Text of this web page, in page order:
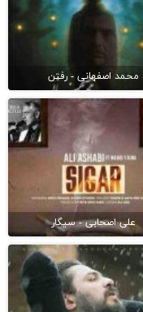
محمد اصفهانی - رفتن
علی اصحابی - سیگار